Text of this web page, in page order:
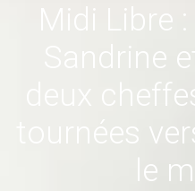
Midi Libre
Sandrine
deux
tournées
le